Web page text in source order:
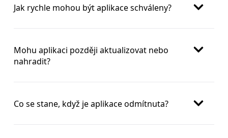
Jak rychle mohou být aplikace schváleny?
Mohu aplikaci později aktualizovat nebo
nahradit?
Co se stane, když je aplikace odmítnuta?